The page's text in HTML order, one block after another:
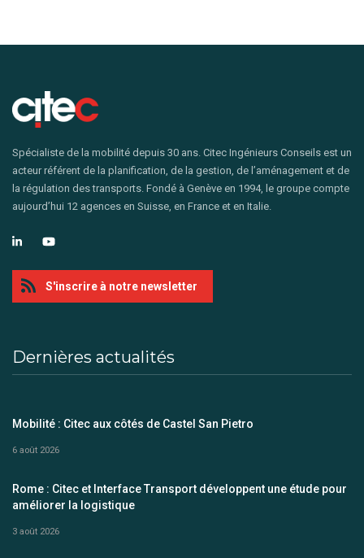
Spécialiste de la mobilité depuis 30 ans. Citec Ingénieurs Conseils est un
acteur référent de la planification, de la gestion, de l’aménagement et de
la régulation des transports. Fondé à Genève en 1994, le groupe compte
aujourd’hui 12 agences en Suisse, en France et en Italie.
S'inscrire à notre newsletter
Dernières actualités
Mobilité : Citec aux côtés de Castel San Pietro
6 août 2026
Rome : Citec et Interface Transport développent une étude pour
améliorer la logistique
3 août 2026